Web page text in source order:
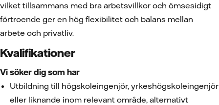
vilket tillsammans med bra arbetsvillkor och ömsesidigt
förtroende ger en hög flexibilitet och balans mellan
arbete och privatliv.
Kvalifikationer
Vi söker dig som har
Utbildning till högskoleingenjör, yrkeshögskoleingenjör
eller liknande inom relevant område, alternativt